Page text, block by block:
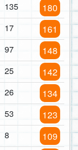
135 180
17 161
97 148
25 142
26 134
53 123
8 109